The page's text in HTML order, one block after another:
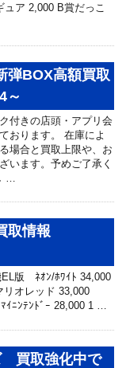
ュア 2,000 B賞だっこ
弾BOX高額買取
～
付きの店頭・アプリ会
おります。 在庫によ
場合と買取上限や、お
います。予めご了承く
…
取情報
EL版 ﾈｵﾝ/ﾎﾜｲﾄ 34,000
リオレッド 33,000
ﾆﾝﾃﾝﾄﾞｰ 28,000 1 …
買取強化中で